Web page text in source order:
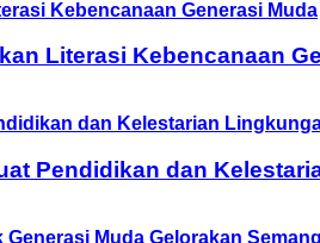
Literasi Kebencanaan
Pendidikan dan